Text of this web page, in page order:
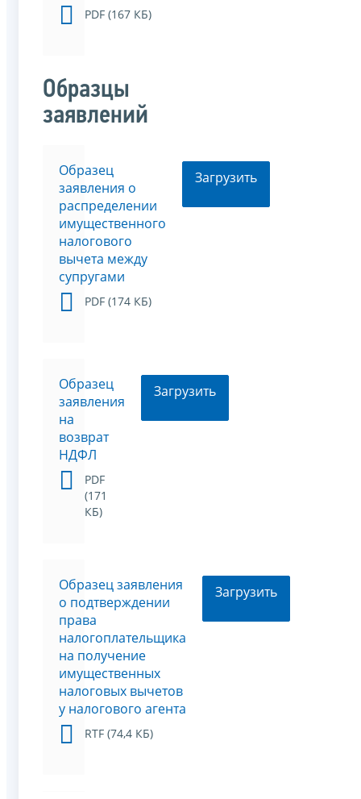
PDF (167 КБ)
Образцы
заявлений
Образец
заявления о
распределении
имущественного
налогового
вычета между
супругами
PDF (174 КБ)
Загрузить
Образец
заявления
на
возврат
НДФЛ
PDF
(171
КБ)
Загрузить
Образец заявления
о подтверждении
права
налогоплательщика
на получение
имущественных
налоговых вычетов
у налогового агента
RTF (74,4 КБ)
Загрузить